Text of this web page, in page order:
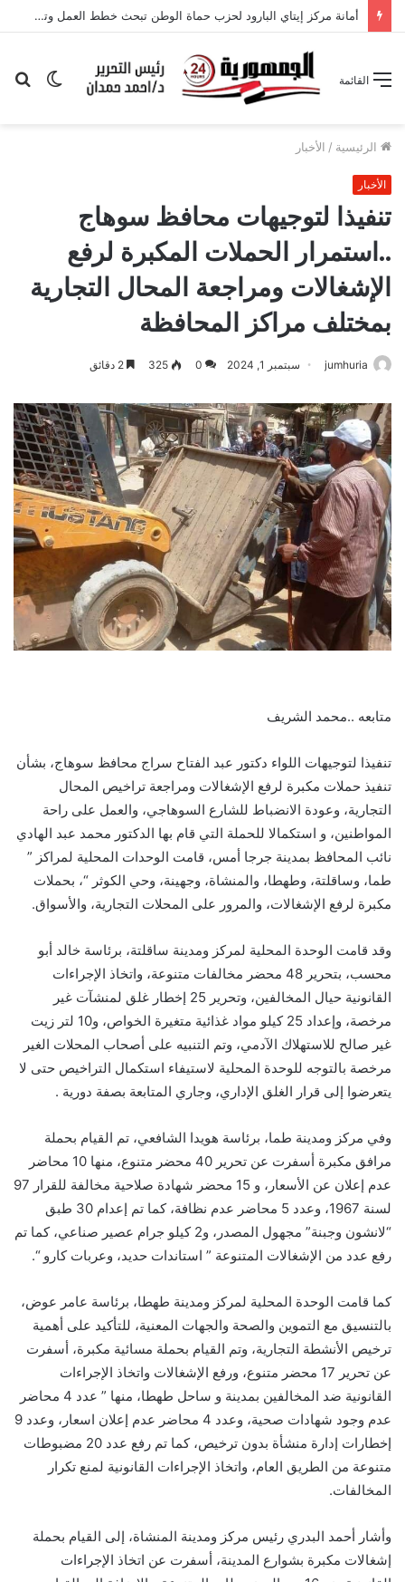
الوضع
القائمة
الرئيسية / الأخبار
الأخبار
تنفيذا لتوجيهات محافظ سوهاج
..استمرار الحملات المكبرة لرفع
الإشغالات ومراجعة المحال التجارية
بمختلف مراكز المحافظة
jumhuria سبتمبر 1, 2024 0
325
متابعه ..محمد الشريف
تنفيذا لتوجيهات اللواء دكتور عبد الفتاح سراج محافظ سوهاج، بشأن
تنفيذ حملات مكبرة لرفع الإشغالات ومراجعة تراخيص المحال
التجارية، وعودة الانضباط للشارع السوهاجي، والعمل على راحة
المواطنين، و استكمالا للحملة التي قام بها الدكتور محمد عبد الهادي
نائب المحافظ بمدينة جرجا أمس، قامت الوحدات المحلية لمراكز ”
طما، وساقلتة، وطهطا، والمنشاة، وجهينة، وحي الكوثر “، بحملات
مكبرة لرفع الإشغالات، والمرور على المحلات التجارية، والأسواق.
وقد قامت الوحدة المحلية لمركز ومدينة ساقلتة، برئاسة خالد أبو
محسب، بتحرير 48 محضر مخالفات متنوعة، واتخاذ الإجراءات
القانونية حيال المخالفين، وتحرير 25 إخطار غلق لمنشآت غير
مرخصة، وإعداد 25 كيلو مواد غذائية متغيرة الخواص، و10 لتر زيت
غير صالح للاستهلاك الآدمي، وتم التنبيه على أصحاب المحلات الغير
مرخصة بالتوجه للوحدة المحلية لاستيفاء استكمال التراخيص حتى لا
يتعرضوا إلى قرار الغلق الإداري، وجاري المتابعة بصفة دورية .
وفي مركز ومدينة طما، برئاسة هويدا الشافعي، تم القيام بحملة
مرافق مكبرة أسفرت عن تحرير 40 محضر متنوع، منها 10 محاضر
عدم إعلان عن الأسعار، و 15 محضر شهادة صلاحية مخالفة للقرار 97
لسنة 1967، وعدد 5 محاضر عدم نظافة، كما تم إعدام 30 طبق
“لانشون وجبنة” مجهول المصدر، و2 كيلو جرام عصير صناعي، كما تم
رفع عدد من الإشغالات المتنوعة ” استاندات حديد، وعربات كارو “.
كما قامت الوحدة المحلية لمركز ومدينة طهطا، برئاسة عامر عوض،
بالتنسيق مع التموين والصحة والجهات المعنية، للتأكيد على أهمية
ترخيص الأنشطة التجارية، وتم القيام بحملة مسائية مكبرة، أسفرت
عن تحرير 17 محضر متنوع، ورفع الإشغالات واتخاذ الإجراءات
القانونية ضد المخالفين بمدينة و ساحل طهطا، منها ” عدد 4 محاضر
عدم وجود شهادات صحية، وعدد 4 محاضر عدم إعلان اسعار، وعدد 9
إخطارات إدارة منشأة بدون ترخيص، كما تم رفع عدد 20 مضبوطات
متنوعة من الطريق العام، واتخاذ الإجراءات القانونية لمنع تكرار
المخالفات.
وأشار أحمد البدري رئيس مركز ومدينة المنشاة، إلى القيام بحملة
إشغالات مكبرة بشوارع المدينة، أسفرت عن اتخاذ الإجراءات